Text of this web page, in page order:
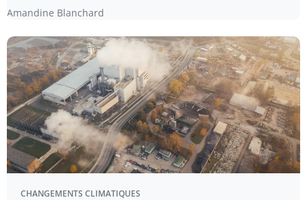
Amandine Blanchard
CHANGEMENTS CLIMATIQUES